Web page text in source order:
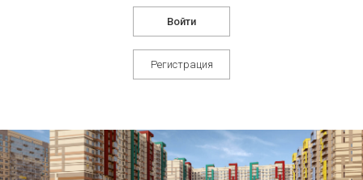
Войти
Регистрация